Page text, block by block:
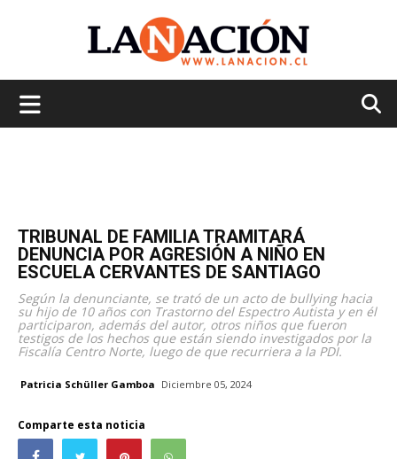
TRIBUNAL DE FAMILIA TRAMITARÁ
DENUNCIA POR AGRESIÓN A NIÑO EN
ESCUELA CERVANTES DE SANTIAGO
Según la denunciante, se trató de un acto de bullying hacia
su hijo de 10 años con Trastorno del Espectro Autista y en él
participaron, además del autor, otros niños que fueron
testigos de los hechos que están siendo investigados por la
Fiscalía Centro Norte, luego de que recurriera a la PDI.
Patricia Schüller Gamboa Diciembre 05, 2024
Comparte esta noticia